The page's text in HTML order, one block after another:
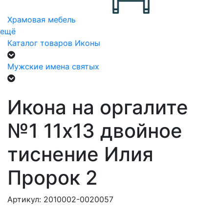
Храмовая мебель
ещё
Каталог товаров Иконы
Мужские имена святых
Икона на оргалите
№1 11х13 двойное
тиснение Илия
Пророк 2
Артикул: 2010002-0020057